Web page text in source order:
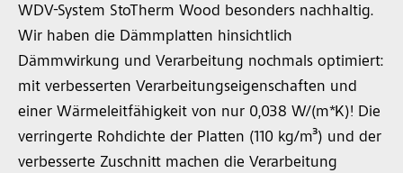
WDV-System StoTherm Wood besonders nachhaltig.
Wir haben die Dämmplatten hinsichtlich
Dämmwirkung und Verarbeitung nochmals optimiert:
mit verbesserten Verarbeitungseigenschaften und
einer Wärmeleitfähigkeit von nur 0,038 W/(m*K)! Die
verringerte Rohdichte der Platten (110 kg/m³) und der
verbesserte Zuschnitt machen die Verarbeitung